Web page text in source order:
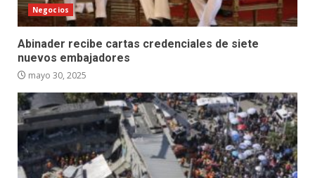
Negocios
Abinader recibe cartas credenciales de siete
nuevos embajadores
mayo 30, 2025